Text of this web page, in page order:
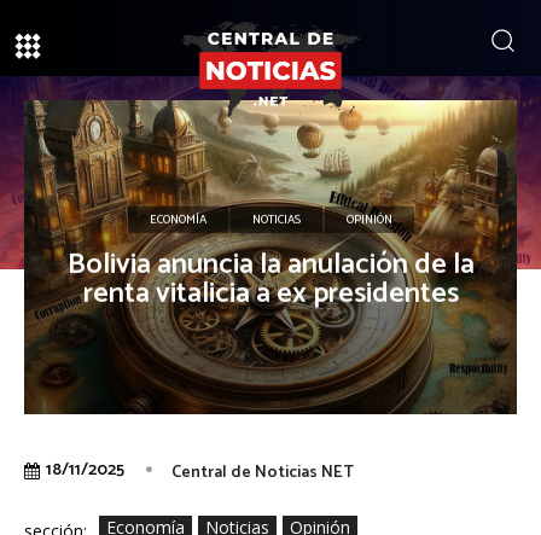
ECONOMÍA NOTICIAS OPINIÓN
Bolivia anuncia la anulación de la
renta vitalicia a ex presidentes
18/11/2025 Central de Noticias NET
Economía Noticias Opinión